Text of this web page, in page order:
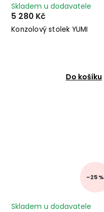
Konzolový stolek YUMI
Skladem u dodavatele
5 280 Kč
Do košíku
–25 %
Skladem u dodavatele